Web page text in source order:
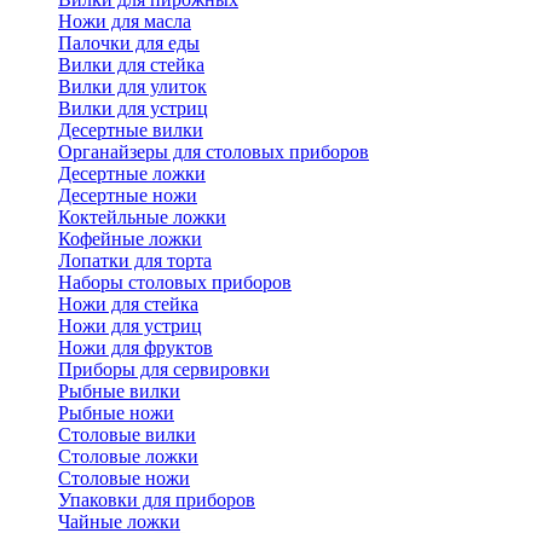
Ножи для масла
Палочки для еды
Вилки для стейка
Вилки для улиток
Вилки для устриц
Десертные вилки
Органайзеры для столовых приборов
Десертные ложки
Десертные ножи
Коктейльные ложки
Кофейные ложки
Лопатки для торта
Наборы столовых приборов
Ножи для стейка
Ножи для устриц
Ножи для фруктов
Приборы для сервировки
Рыбные вилки
Рыбные ножи
Столовые вилки
Столовые ложки
Столовые ножи
Упаковки для приборов
Чайные ложки